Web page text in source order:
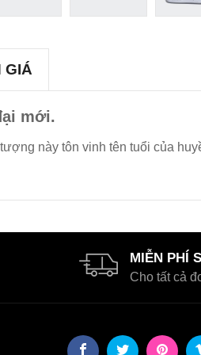
GIÁ
mới.
này tôn vinh tên tuổi của
MIỄN PHÍ
Cho tất cả